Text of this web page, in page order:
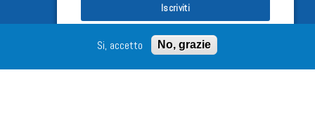
23/02/98 - Tutti i diritti riservati
Iscriviti
Si, accetto No, grazie